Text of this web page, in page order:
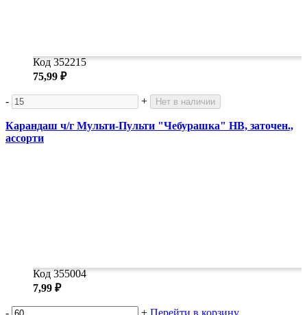
Код 352215
75,99 ₽
- + Нет в наличии
Карандаш ч/г Мульти-Пульти "Чебурашка" HB, заточен.,
ассорти
Код 355004
7,99 ₽